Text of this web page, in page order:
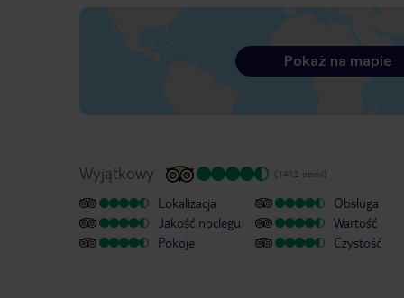
Pokaż na mapie
Wyjątkowy (1412 opinii)
Lokalizacja
Jakość noclegu
Pokoje
Obsługa
Wartość
Czystość